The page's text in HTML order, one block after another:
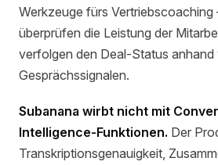
Werkzeuge fürs Vertriebscoaching
überprüfen die Leistung der
verfolgen den Deal-Status anhand
Gesprächssignalen.
Subanana wirbt nicht mit
Intelligence-Funktionen. Der
Transkriptionsgenauigkeit,